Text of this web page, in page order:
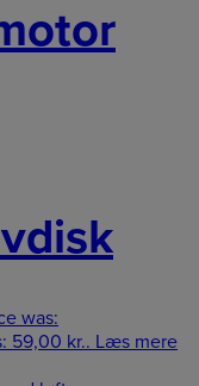
was:
59,00 kr.. Læs mere